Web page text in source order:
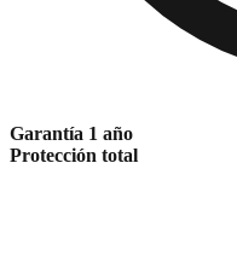
Garantía 1 año
Protección total